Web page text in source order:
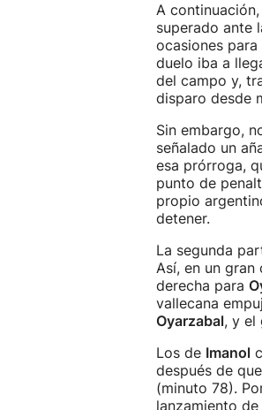
A continuación,
superado ante
ocasiones
duelo iba a
del campo y,
disparo desde
Sin embargo,
señalado un
esa prórroga,
punto de
propio
detener.
La segunda
Así, en un
derecha para
vallecana
Oyarzabal, y el
Los de Imanol
después de
(minuto 78).
lanzamiento